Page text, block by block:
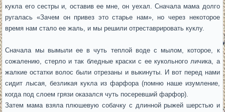
кукла его сестры и, оставив ее мне, он уехал. Сначала мама долго
ругалась «Зачем он привез это старье нам», но через некоторое
время нам стало ее жаль, и мы решили отреставрировать куклу.
Сначала мы вымыли ее в чуть теплой воде с мылом, которое, к
сожалению, стерло и так бледные краски с ее кукольного личика, а
жалкие остатки волос были отрезаны и выкинуты. И вот перед нами
сидит лысая, безликая кукла из фарфора (помню наше изумление,
когда под слоем грязи оказался чуть посеревший фарфор).
Затем мама взяла плюшевую собачку с длинной рыжей шерстью и